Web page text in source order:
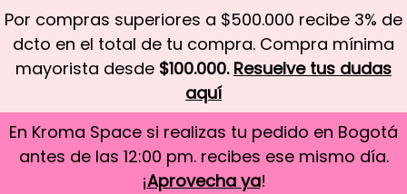
Por compras superiores a $500.000 recibe 3% de
dcto en el total de tu compra. Compra mínima
mayorista desde $100.000. Resuelve tus dudas
aquí
En Kroma Space si realizas tu pedido en Bogotá
antes de las 12:00 pm. recibes ese mismo día.
¡Aprovecha ya!